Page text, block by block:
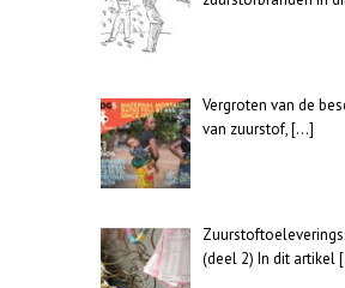
Vergroten van de
van zuurstof,[…]
(deel 2) In dit artikel